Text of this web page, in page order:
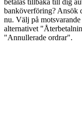
banköverföring? Ansök
nu. Välj på
alternativet
"Annullerade ordrar".